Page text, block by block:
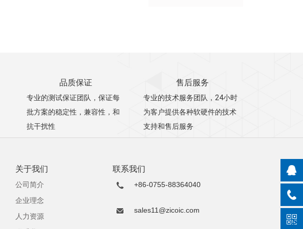
品质保证
专业的测试保证团队，保证每
批方案的稳定性，兼容性，和
抗干扰性
售后服务
专业的技术服务团队，24小时
为客户提供各种软硬件的技术
支持和售后服务
关于我们
公司简介
企业理念
人力资源
联系我们
+86-0755-88364040
sales11@zicoic.com